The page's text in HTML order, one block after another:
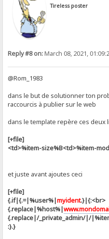
Tireless poster
Reply #8 on:March 08, 2021,
@Rom_1983
dans le but de solutionner ton
raccourcis à publier sur le web
dans le template repère ces deux
[+file]
<td>%item-size%B<td>%item-
et juste avant ajoutes ceci
[+file]
{.if|{.=|%user%|myident.}|{:<br>
{.replace|%host%|
{.replace|/_private_admin/|/
:}.}